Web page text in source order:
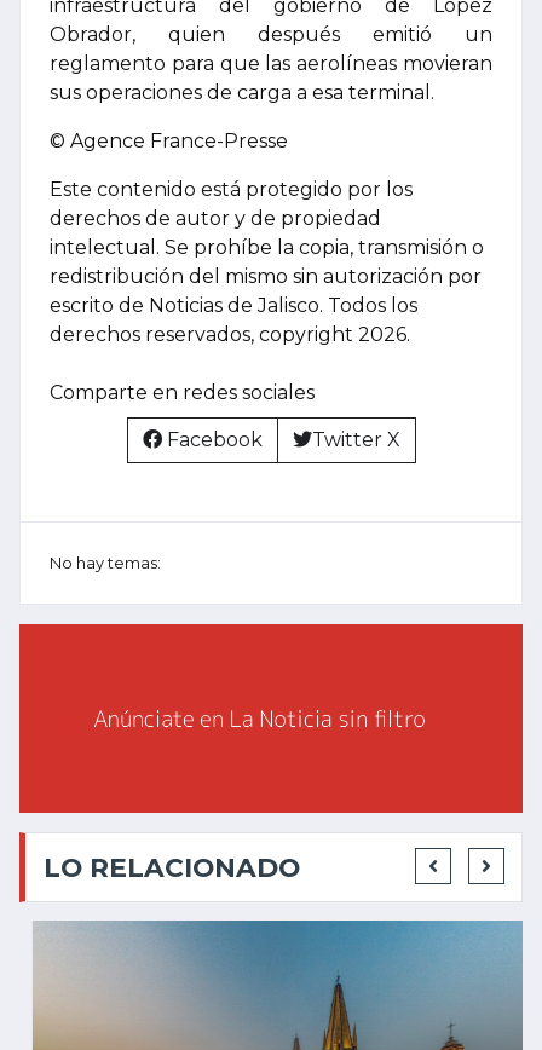
infraestructura del gobierno de López
Obrador, quien después emitió un
reglamento para que las aerolíneas movieran
sus operaciones de carga a esa terminal.
© Agence France-Presse
Este contenido está protegido por los
derechos de autor y de propiedad
intelectual. Se prohíbe la copia, transmisión o
redistribución del mismo sin autorización por
escrito de Noticias de Jalisco. Todos los
derechos reservados, copyright 2026.
Comparte en redes sociales
Facebook Twitter X
No hay temas:
LO RELACIONADO